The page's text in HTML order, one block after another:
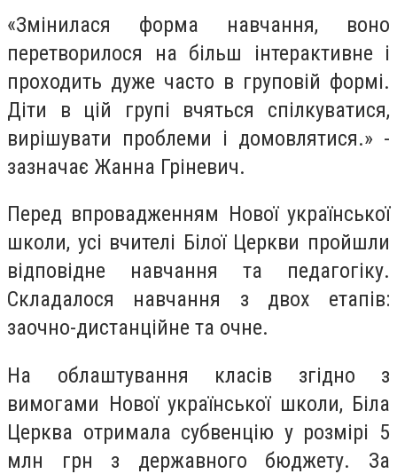
«Змінилася форма навчання, воно
перетворилося на більш інтерактивне і
проходить дуже часто в груповій формі.
Діти в цій групі вчяться спілкуватися,
вирішувати проблеми і домовлятися.» -
зазначає Жанна Гріневич.
Перед впровадженням Нової української
школи, усі вчителі Білої Церкви пройшли
відповідне навчання та педагогіку.
Складалося навчання з двох етапів:
заочно-дистанційне та очне.
На облаштування класів згідно з
вимогами Нової української школи, Біла
Церква отримала субвенцію у розмірі 5
млн грн з державного бюджету. За